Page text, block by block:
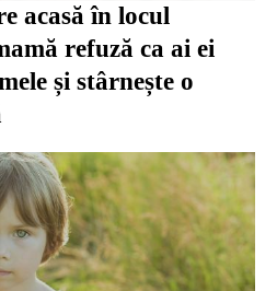
acasă în locul
refuză ca ai ei
și stârnește o